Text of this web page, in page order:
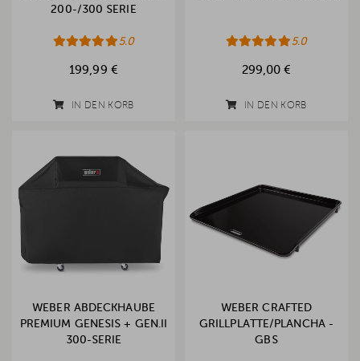
00-/300 SERIE
5.0
199,99 €
IN DEN KORB
5.0
299,00 €
IN DEN KORB
WEBER ABDECKHAUBE
PREMIUM GENESIS + GEN.II
300-SERIE
WEBER CRAFTED
GRILLPLATTE/PLANCHA -
GBS